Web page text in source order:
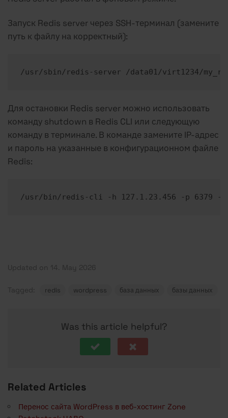
Запуск Redis server через SSH-терминал (замените
путь к файлу на корректный):
/usr/sbin/redis-server /data01/virt1234/
Для остановки Redis server можно использовать
команду shutdown в Redis CLI или следующую
команду в терминале. В команде замените IP-адрес
и пароль на указанные в конфигурационном файле
Redis:
/usr/bin/redis-cli -h 127.1.23.456 -p 6379 -a
Updated on 14. May 2026
Tagged: redis wordpress база данных базы данных
Was this article helpful?
Related Articles
Перенос сайта WordPress в веб-хостинг Zone